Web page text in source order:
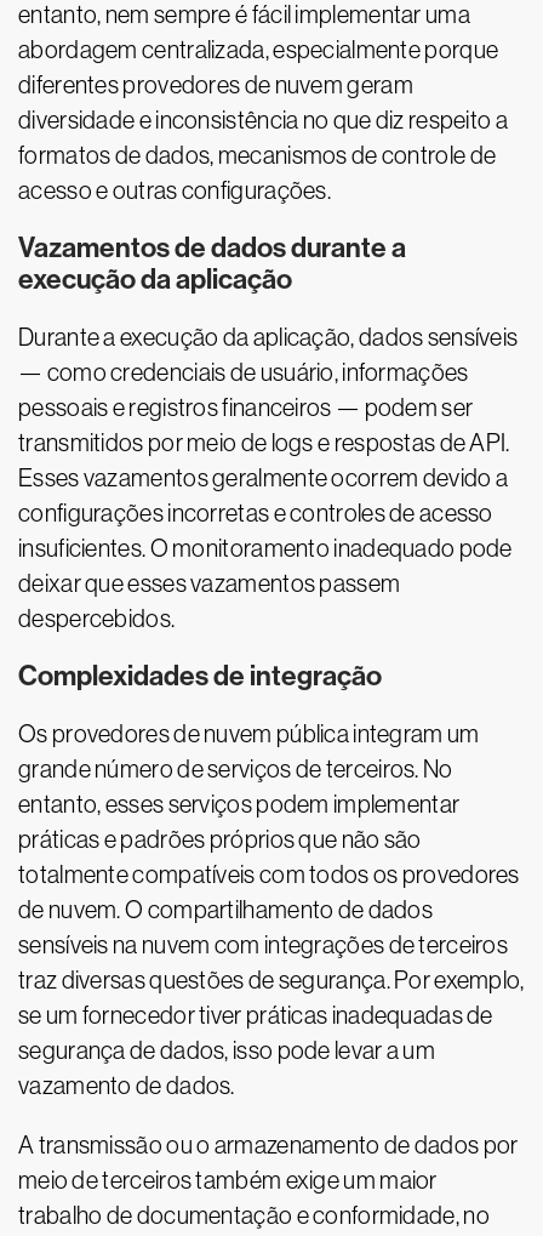
entanto, nem sempre é fácil implementar uma
abordagem centralizada, especialmente porque
diferentes provedores de nuvem geram
diversidade e inconsistência no que diz respeito a
formatos de dados, mecanismos de controle de
acesso e outras configurações.
Vazamentos de dados durante a
execução da aplicação
Durante a execução da aplicação, dados sensíveis
— como credenciais de usuário, informações
pessoais e registros financeiros — podem ser
transmitidos por meio de logs e respostas de API.
Esses vazamentos geralmente ocorrem devido a
configurações incorretas e controles de acesso
insuficientes. O monitoramento inadequado pode
deixar que esses vazamentos passem
despercebidos.
Complexidades de integração
Os provedores de nuvem pública integram um
grande número de serviços de terceiros. No
entanto, esses serviços podem implementar
práticas e padrões próprios que não são
totalmente compatíveis com todos os provedores
de nuvem. O compartilhamento de dados
sensíveis na nuvem com integrações de terceiros
traz diversas questões de segurança. Por exemplo,
se um fornecedor tiver práticas inadequadas de
segurança de dados, isso pode levar a um
vazamento de dados.
A transmissão ou o armazenamento de dados por
meio de terceiros também exige um maior
trabalho de documentação e conformidade, no